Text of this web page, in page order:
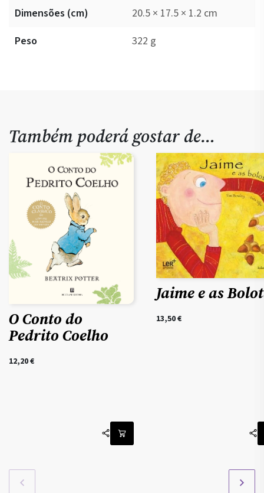
Dimensões (cm)
20.5 × 17.5 × 1.2 cm
Peso
322 g
Também poderá gostar de…
O Conto do
Pedrito Coelho
12,20€
Jaime e as
13,50€